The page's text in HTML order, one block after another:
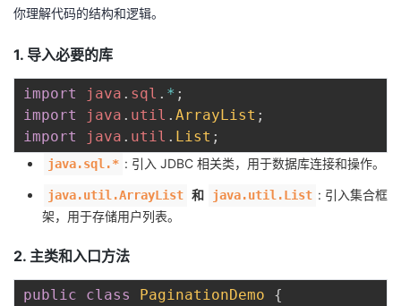
你理解代码的结构和逻辑。
1. 导入必要的库
import java . sql . * ;
import
java . util . ArrayList ;
import
java . util . List ;
java.sql.* : 引入 JDBC 相关类，用于数据库连接和操作。
java.util.ArrayList 和 java.util.List : 引入集合框
架，用于存储用户列表。
2. 主类和入口方法
public class PaginationDemo
{